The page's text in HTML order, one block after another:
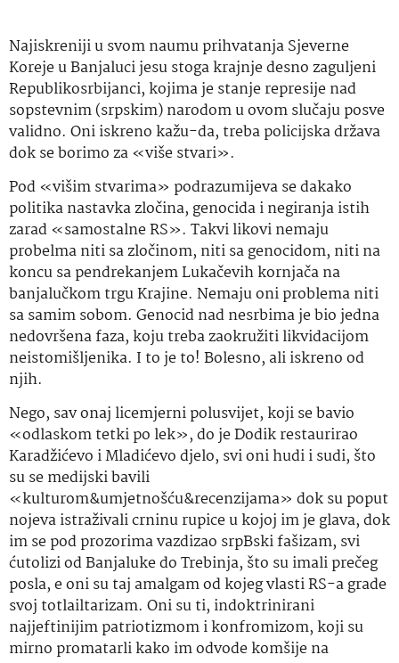
Najiskreniji u svom naumu prihvatanja Sjeverne
Koreje u Banjaluci jesu stoga krajnje desno zaguljeni
Republikosrbijanci, kojima je stanje represije nad
sopstevnim (srpskim) narodom u ovom slučaju posve
validno. Oni iskreno kažu-da, treba policijska država
dok se borimo za «više stvari».
Pod «višim stvarima» podrazumijeva se dakako
politika nastavka zločina, genocida i negiranja istih
zarad «samostalne RS». Takvi likovi nemaju
probelma niti sa zločinom, niti sa genocidom, niti na
koncu sa pendrekanjem Lukačevih kornjača na
banjalučkom trgu Krajine. Nemaju oni problema niti
sa samim sobom. Genocid nad nesrbima je bio jedna
nedovršena faza, koju treba zaokružiti likvidacijom
neistomišljenika. I to je to! Bolesno, ali iskreno od
njih.
Nego, sav onaj licemjerni polusvijet, koji se bavio
«odlaskom tetki po lek», do je Dodik restaurirao
Karadžićevo i Mladićevo djelo, svi oni hudi i sudi, što
su se medijski bavili
«kulturom&umjetnošću&recenzijama» dok su poput
nojeva istraživali crninu rupice u kojoj im je glava, dok
im se pod prozorima vazdizao srpBski fašizam, svi
ćutolizi od Banjaluke do Trebinja, što su imali prečeg
posla, e oni su taj amalgam od kojeg vlasti RS-a grade
svoj totlailtarizam. Oni su ti, indoktrinirani
najjeftinijim patriotizmom i konfromizom, koji su
mirno promatarli kako im odvode komšije na